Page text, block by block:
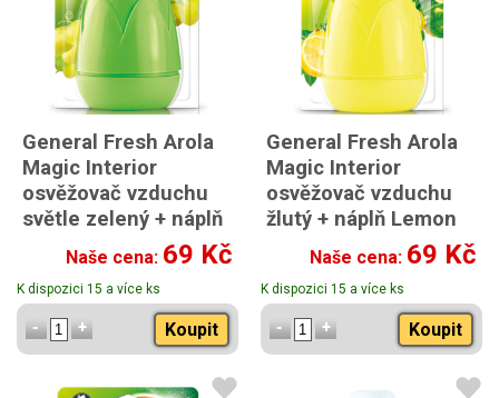
General Fresh Arola
Magic Interior
osvěžovač vzduchu
světle zelený + náplň
Grape 40ml
40ml
Naše cena: 69 Kč
K dispozici 15 a více ks
Koupit
General Fresh Arola
Magic Interior
osvěžovač vzduchu
žlutý + náplň Lemon
40ml
Naše cena: 69 Kč
K dispozici 15 a více ks
Koupit